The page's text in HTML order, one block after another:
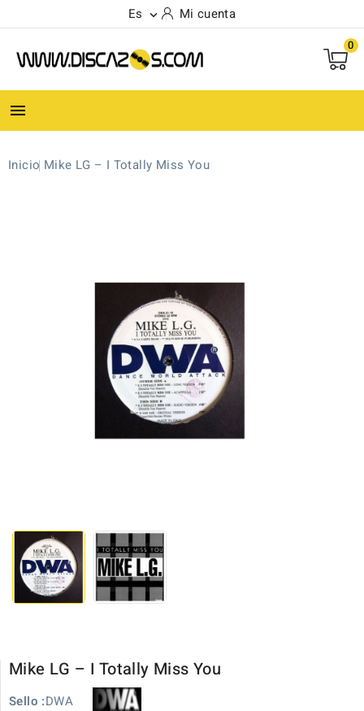
Es  Mi cuenta
0

Inicio Mike LG – I Totally Miss You
Mike LG – I Totally Miss You
Sello :DWA